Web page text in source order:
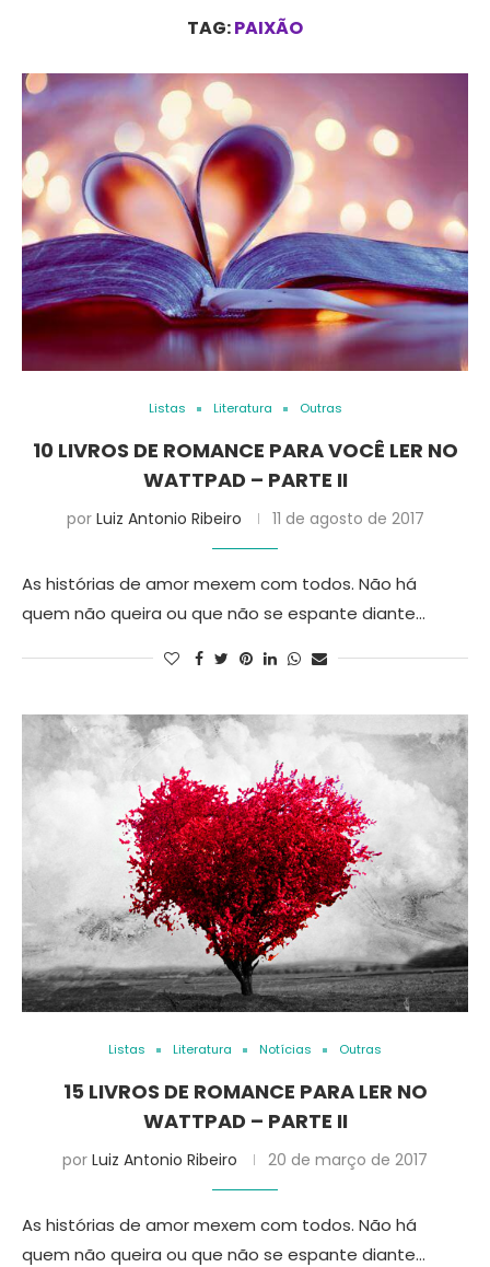
TAG:PAIXÃO
Listas Literatura Outras
10 LIVROS DE ROMANCE PARA VOCÊ LER NO
WATTPAD – PARTE II
por Luiz Antonio Ribeiro 11 de agosto de 2017
As histórias de amor mexem com todos. Não há
quem não queira ou que não se espante diante…
Listas Literatura Notícias Outras
15 LIVROS DE ROMANCE PARA LER NO
WATTPAD – PARTE II
por Luiz Antonio Ribeiro 20 de março de 2017
As histórias de amor mexem com todos. Não há
quem não queira ou que não se espante diante…